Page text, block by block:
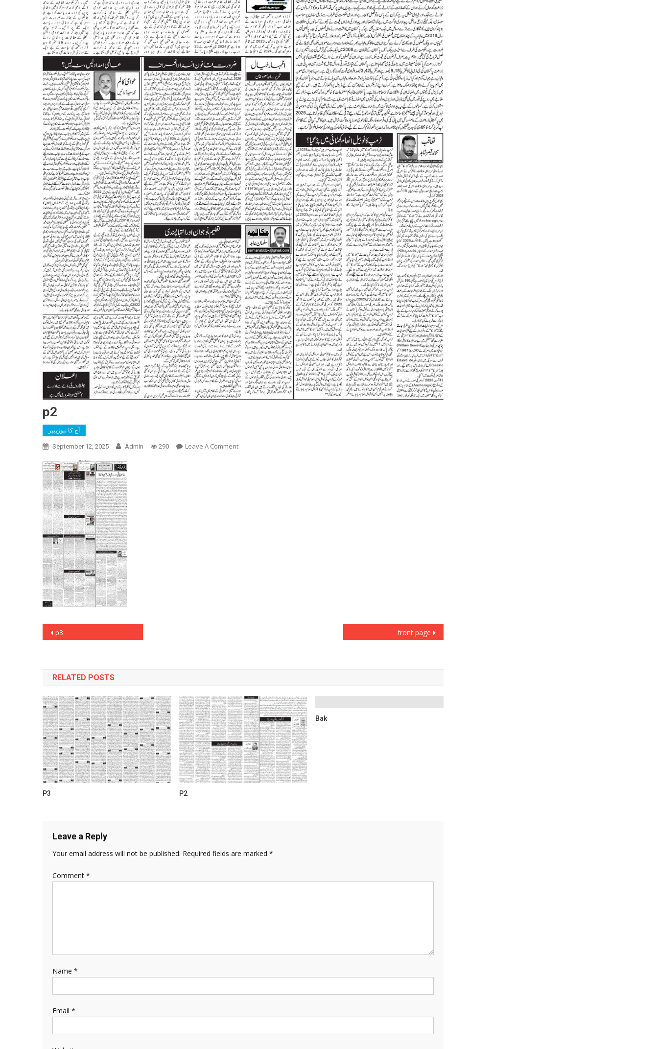
p2
آج کا نیوزپیپر
September 12, 2025 Admin 290 Leave A CommentOn
Post
p3 front page
RELATED POSTS
P3 P2
Bak
Leave a Reply
Your email address will not be published. Required fields are marked *
Comment *
Name *
Email *